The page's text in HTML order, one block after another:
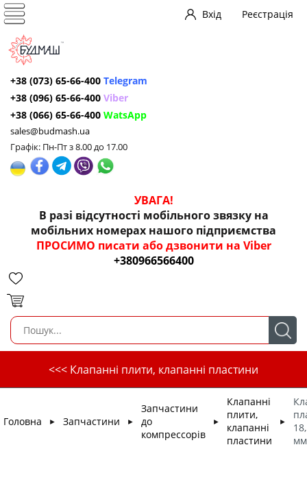
Вхід Реєстрація
+38 (073) 65-66-400 Telegram
+38 (096) 65-66-400 Viber
+38 (066) 65-66-400 WatsApp
sales@budmash.ua
Графік: Пн-Пт з 8.00 до 17.00
УВАГА!
В разі відсутності мобільного звязку на
мобільних номерах нашого підприємства
ПРОСИМО писати або дзвонити на Viber
+380966566400
<<< Клапанні плити, клапанні пластини
Головна ► Запчастини ►
Запчастини
до
компрессорів
►
Клапанні
плити,
клапанні
пластини
►